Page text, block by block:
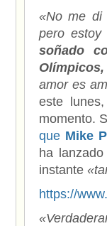
«No me di
pero
soñado
amor es
este
momento.
que Mike
ha
instante
https://